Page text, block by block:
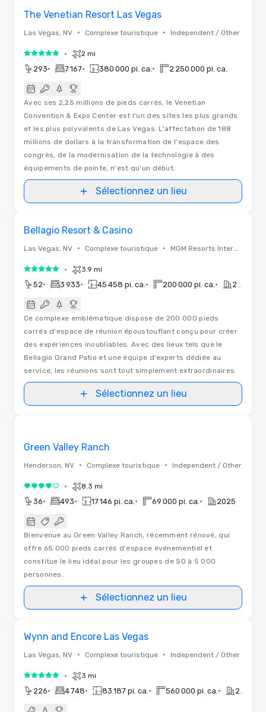
The Venetian Resort Las Vegas
Las Vegas, NV • Complexe touristique • Independent / Other
5 sur 5 • 2 mi
293• 7 167• 380 000 pi. ca. • 2 250 000 pi. ca.
Avec ses 2,25 millions de pieds carrés, le Venetian
Convention & Expo Center est l'un des sites les plus grands
et les plus polyvalents de Las Vegas. L'affectation de 188
millions de dollars à la transformation de l'espace des
congrès, de la modernisation de la technologie à des
équipements de pointe, n'est qu'un début.
Sélectionnez un lieu
Bellagio Resort & Casino
Las Vegas, NV • Complexe touristique • MGM Resorts International
5 sur 5 • 3.9 mi
52• 3 933• 45 458 pi. ca. • 200 000 pi. ca. •
Ce complexe emblématique dispose de 200 000 pieds
carrés d'espace de réunion époustouflant conçu pour créer
des expériences inoubliables. Avec des lieux tels que le
Bellagio Grand Patio et une équipe d'experts dédiée au
service, les réunions sont tout simplement extraordinaires.
Sélectionnez un lieu
Green Valley Ranch
Henderson, NV • Complexe touristique • Independent / Other
4 sur 5 • 8.3 mi
36• 493• 17 146 pi. ca. • 69 000 pi. ca. • 2025
Bienvenue au Green Valley Ranch, récemment rénové, qui
offre 65 000 pieds carrés d'espace événementiel et
constitue le lieu idéal pour les groupes de 50 à 5 000
personnes.
Sélectionnez un lieu
Wynn and Encore Las Vegas
Las Vegas, NV • Complexe touristique • Independent / Other
5 sur 5 • 3 mi
226• 4 748• 83 187 pi. ca. • 560 000 pi. ca. •